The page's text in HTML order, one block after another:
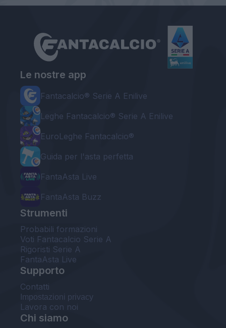
Le nostre app
Fantacalcio® Serie A Enilive
Leghe Fantacalcio® Serie A Enilive
EuroLeghe Fantacalcio®
Guida per l'asta perfetta
FantaAsta Live
FantaAsta Buzz
Strumenti
Probabili formazioni
Voti Fantacalcio Serie A
Rigoristi Serie A
FantaAsta Live
Supporto
Contatti
Impostazioni privacy
Lavora con noi
Chi siamo